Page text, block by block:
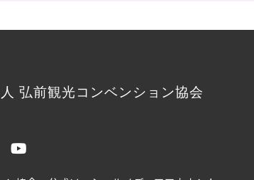
弘前観光コンベンション協会